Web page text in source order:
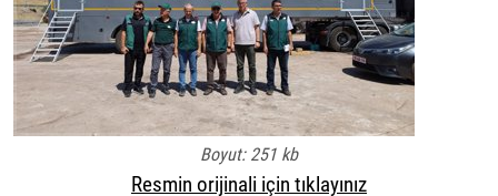
Boyut: 251 kb
Resmin orijinali için tıklayınız